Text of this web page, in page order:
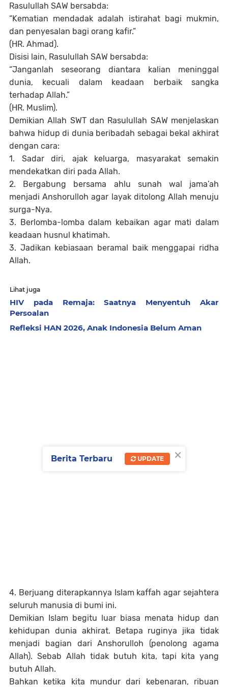
Rasulullah SAW bersabda:
“Kematian mendadak adalah istirahat bagi mukmin,
dan penyesalan bagi orang kafir.”
(HR. Ahmad).
Disisi lain, Rasulullah SAW bersabda:
“Janganlah seseorang diantara kalian meninggal
dunia, kecuali dalam keadaan berbaik sangka
terhadap Allah.”
(HR. Muslim).
Demikian Allah SWT dan Rasulullah SAW menjelaskan
bahwa hidup di dunia beribadah sebagai bekal akhirat
dengan cara:
1. Sadar diri, ajak keluarga, masyarakat semakin
mendekatkan diri pada Allah.
2. Bergabung bersama ahlu sunah wal jama’ah
menjadi Anshorulloh agar layak ditolong Allah menuju
surga-Nya.
3. Berlomba-lomba dalam kebaikan agar mati dalam
keadaan husnul khatimah.
3. Jadikan kebiasaan beramal baik menggapai ridha
Allah.
Lihat juga
HIV pada Remaja: Saatnya Menyentuh Akar
Persoalan
Refleksi HAN 2026, Anak Indonesia Belum Aman
4. Berjuang diterapkannya Islam kaffah agar sejahtera
seluruh manusia di bumi ini.
Demikian Islam begitu luar biasa menata hidup dan
kehidupan dunia akhirat. Betapa ruginya jika tidak
menjadi bagian dari Anshorulloh (penolong agama
Allah). Sebab Allah tidak butuh kita, tapi kita yang
butuh Allah.
Bahkan ketika kita mundur dari kebenaran, ribuan
×
Berita Terbaru UPDATE